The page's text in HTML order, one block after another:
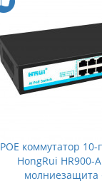
POE коммутатор
HongRui HR900-
молниезащита